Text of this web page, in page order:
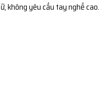
không yêu cầu tay nghề cao.